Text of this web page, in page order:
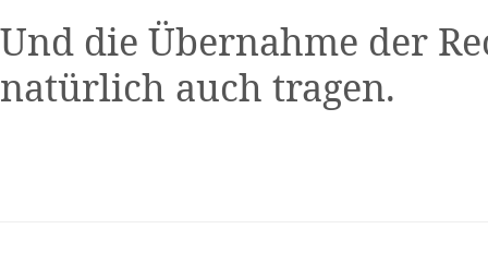
Und die Übernahme der
natürlich auch tragen.